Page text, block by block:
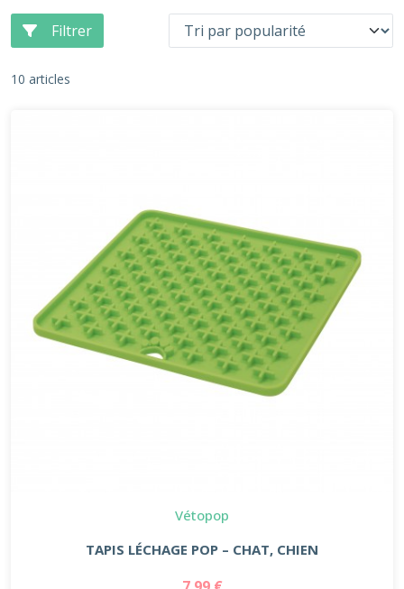
Filtrer
10 articles
Vétopop
TAPIS LÉCHAGE POP – CHAT, CHIEN